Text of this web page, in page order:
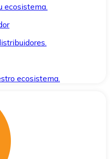
ecosistema.
ecosistema.